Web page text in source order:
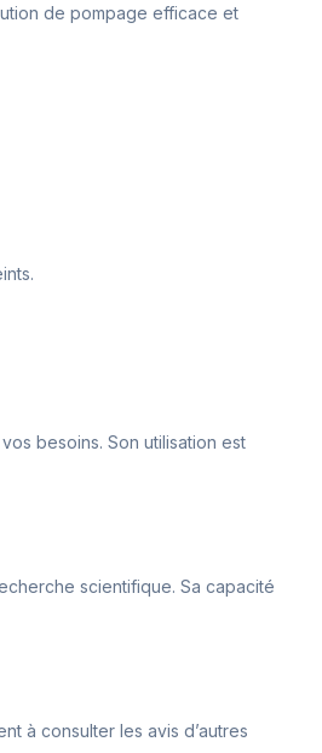
de pompage efficace et
besoins. Son utilisation est
scientifique. Sa capacité
à consulter les avis d’autres